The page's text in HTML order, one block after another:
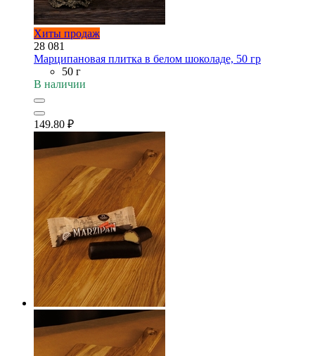
Хиты продаж
28 081
Марципановая плитка в белом шоколаде, 50 гр
50 г
В наличии
149.80 ₽